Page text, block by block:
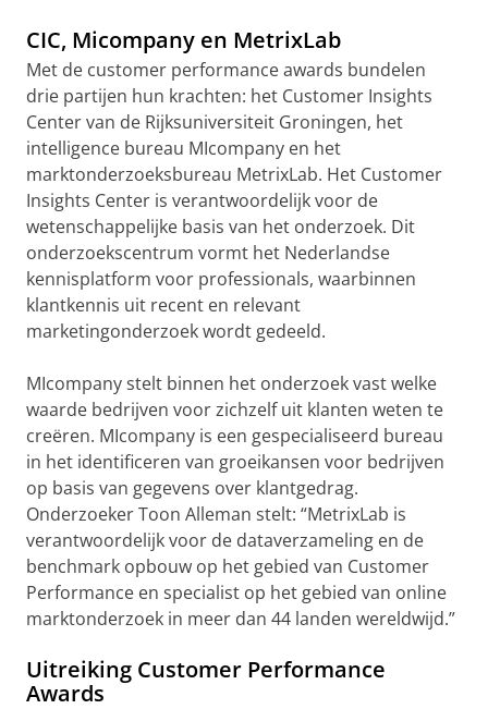
CIC, Micompany en MetrixLab
Met de customer performance awards bundelen
drie partijen hun krachten: het Customer Insights
Center van de Rijksuniversiteit Groningen, het
intelligence bureau MIcompany en het
marktonderzoeksbureau MetrixLab. Het Customer
Insights Center is verantwoordelijk voor de
wetenschappelijke basis van het onderzoek. Dit
onderzoekscentrum vormt het Nederlandse
kennisplatform voor professionals, waarbinnen
klantkennis uit recent en relevant
marketingonderzoek wordt gedeeld.
MIcompany stelt binnen het onderzoek vast welke
waarde bedrijven voor zichzelf uit klanten weten te
creëren. MIcompany is een gespecialiseerd bureau
in het identificeren van groeikansen voor bedrijven
op basis van gegevens over klantgedrag.
Onderzoeker Toon Alleman stelt: “MetrixLab is
verantwoordelijk voor de dataverzameling en de
benchmark opbouw op het gebied van Customer
Performance en specialist op het gebied van online
marktonderzoek in meer dan 44 landen wereldwijd.”
Uitreiking Customer Performance
Awards